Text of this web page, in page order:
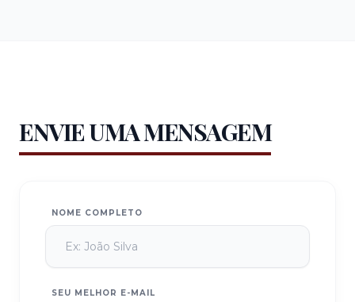
ENVIE UMA MENSAGEM
NOME COMPLETO
SEU MELHOR E-MAIL